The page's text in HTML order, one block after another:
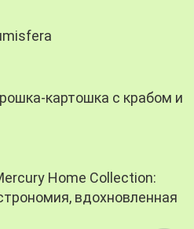
картошка с крабом и
Home Collection:
вдохновленная